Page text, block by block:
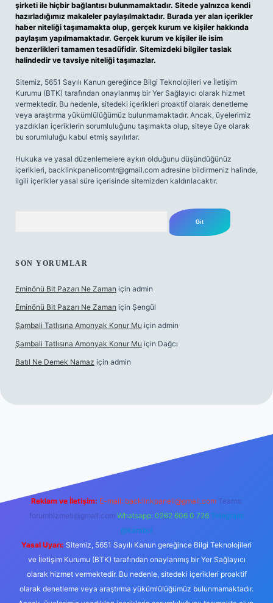
şirketi ile hiçbir bağlantısı bulunmamaktadır. Sitede yalnızca kendi
hazırladığımız makaleler paylaşılmaktadır. Burada yer alan içerikler
haber niteliği taşımamakta olup, gerçek kurum ve kişiler hakkında
paylaşım yapılmamaktadır. Gerçek kurum ve kişiler ile isim
benzerlikleri tamamen tesadüfidir. Sitemizdeki bilgiler taslak
halindedir ve tavsiye niteliği taşımazlar.
Sitemiz, 5651 Sayılı Kanun gereğince Bilgi Teknolojileri ve İletişim
Kurumu (BTK) tarafından onaylanmış bir Yer Sağlayıcı olarak hizmet
vermektedir. Bu nedenle, sitedeki içerikleri proaktif olarak denetleme
veya araştırma yükümlülüğümüz bulunmamaktadır. Ancak, üyelerimiz
yazdıkları içeriklerin sorumluluğunu taşımakta olup, siteye üye olarak
bu sorumluluğu kabul etmiş sayılırlar.
Hukuka ve yasal düzenlemelere aykırı olduğunu düşündüğünüz
içerikleri, backlinkpanelicomtr@gmail.com adresine bildirmeniz halinde,
ilgili içerikler yasal süre içerisinde sitemizden kaldırılacaktır.
SON YORUMLAR
Eminönü Bit Pazarı Ne Zaman için admin
Eminönü Bit Pazarı Ne Zaman için Şengül
Şambali Tatlısına Amonyak Konur Mu için admin
Şambali Tatlısına Amonyak Konur Mu için Dağcı
Batıl Ne Demek Namaz için admin
Reklam ve İletişim: E-mail: backlinkpaneli@gmail.com Teams:
forumhizmeti@gmail.com Whatsapp: 0262 606 0 726 Telegram:
@karabul
Yasal Uyarı: Sitemiz, 5651 Sayılı Kanun gereğince Bilgi Teknolojileri
ve İletişim Kurumu (BTK) tarafından onaylanmış bir Yer Sağlayıcı
olarak hizmet vermektedir. Bu nedenle, sitedeki içerikleri proaktif
olarak denetleme veya araştırma yükümlülüğümüz bulunmamaktadır.